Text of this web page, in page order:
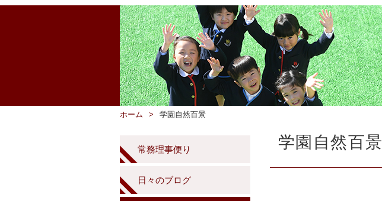
ホーム 学園自然百景
学園自然百景
常務理事便り
日々のブログ